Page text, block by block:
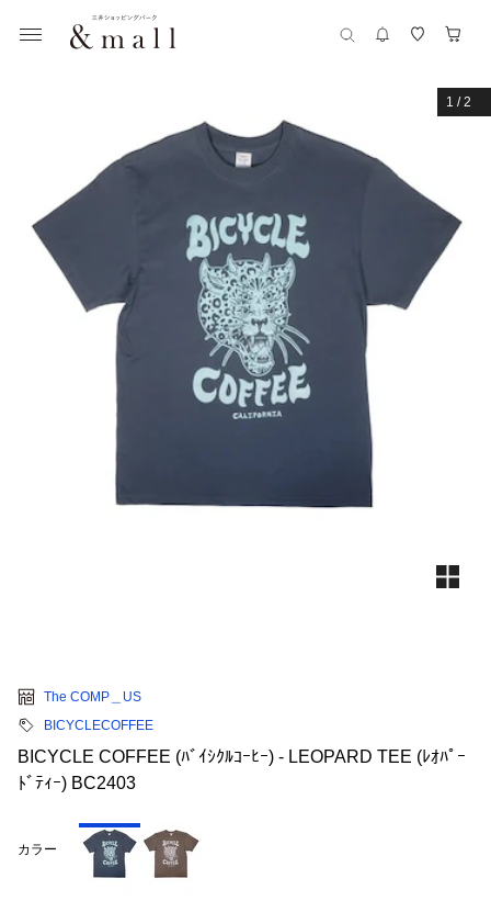
1 /2
The COMP＿US
BICYCLECOFFEE
BICYCLE COFFEE (ﾊﾞｲｼｸﾙｺｰﾋｰ) - LEOPARD TEE (ﾚｵﾊﾟｰ
ﾄﾞﾃｨｰ) BC2403
カラー